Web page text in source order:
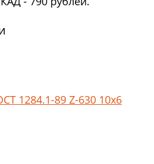
1284.1-89 Z-630 10x6